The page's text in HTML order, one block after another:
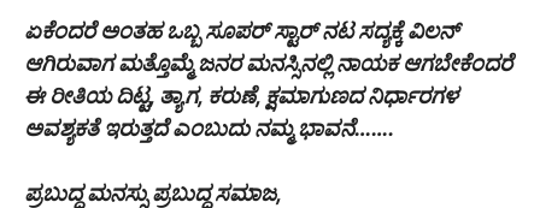
ಏಕೆಂದರೆ ಅಂತಹ ಒಬ್ಬ ಸೂಪರ್ ಸ್ಟಾರ್ ನಟ ಸದ್ಯಕ್ಕೆ ವಿಲನ್
ಆಗಿರುವಾಗ ಮತ್ತೊಮ್ಮೆ ಜನರ ಮನಸ್ಸಿನಲ್ಲಿ ನಾಯಕ ಆಗಬೇಕೆಂದರೆ
ಈ ರೀತಿಯ ದಿಟ್ಟ, ತ್ಯಾಗ, ಕರುಣೆ, ಕ್ಷಮಾಗುಣದ ನಿರ್ಧಾರಗಳ
ಅವಶ್ಯಕತೆ ಇರುತ್ತದೆ ಎಂಬುದು ನಮ್ಮ ಭಾವನೆ…….
ಪ್ರಬುದ್ಧ ಮನಸ್ಸು ಪ್ರಬುದ್ಧ ಸಮಾಜ,